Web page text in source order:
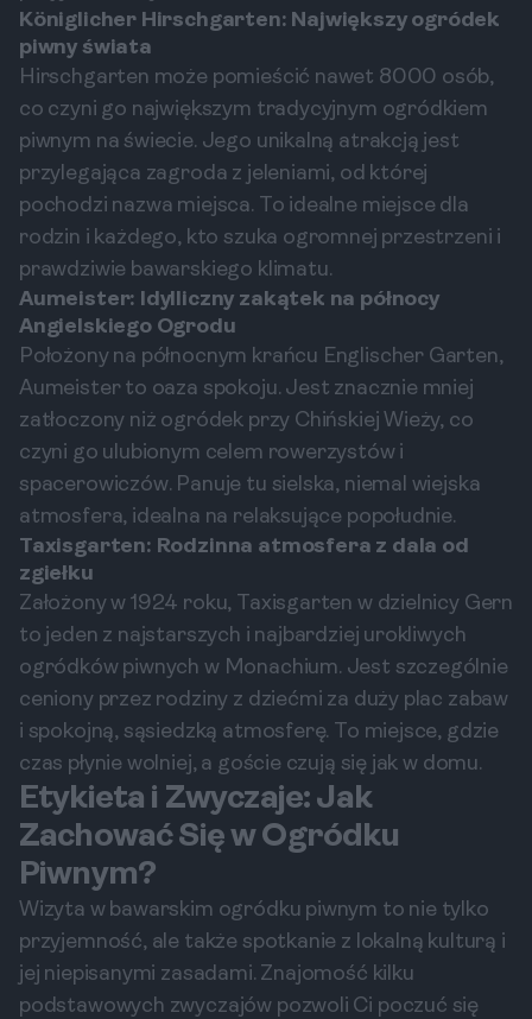
Königlicher Hirschgarten: Największy ogródek
piwny świata
Hirschgarten może pomieścić nawet 8000 osób,
co czyni go największym tradycyjnym ogródkiem
piwnym na świecie. Jego unikalną atrakcją jest
przylegająca zagroda z jeleniami, od której
pochodzi nazwa miejsca. To idealne miejsce dla
rodzin i każdego, kto szuka ogromnej przestrzeni i
prawdziwie bawarskiego klimatu.
Aumeister: Idylliczny zakątek na północy
Angielskiego Ogrodu
Położony na północnym krańcu Englischer Garten,
Aumeister to oaza spokoju. Jest znacznie mniej
zatłoczony niż ogródek przy Chińskiej Wieży, co
czyni go ulubionym celem rowerzystów i
spacerowiczów. Panuje tu sielska, niemal wiejska
atmosfera, idealna na relaksujące popołudnie.
Taxisgarten: Rodzinna atmosfera z dala od
zgiełku
Założony w 1924 roku, Taxisgarten w dzielnicy Gern
to jeden z najstarszych i najbardziej urokliwych
ogródków piwnych w Monachium. Jest szczególnie
ceniony przez rodziny z dziećmi za duży plac zabaw
i spokojną, sąsiedzką atmosferę. To miejsce, gdzie
czas płynie wolniej, a goście czują się jak w domu.
Etykieta i Zwyczaje: Jak
Zachować Się w Ogródku
Piwnym?
Wizyta w bawarskim ogródku piwnym to nie tylko
przyjemność, ale także spotkanie z lokalną kulturą i
jej niepisanymi zasadami. Znajomość kilku
podstawowych zwyczajów pozwoli Ci poczuć się